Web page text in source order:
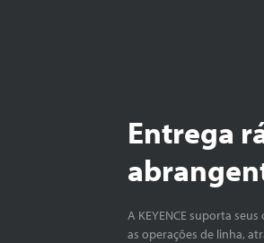
Entrega
A KEYENCE suporta
as operações de linha,